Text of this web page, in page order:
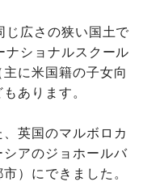
広さの狭い国土で
ナショナルスクール
に米国籍の子女向
あります。
英国のマルボロカ
アのジョホールバ
）にできました。